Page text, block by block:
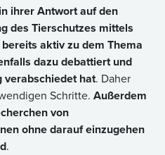
ihrer Antwort auf den
des Tierschutzes mittels
aktiv zu dem Thema
dazu debattiert und
verabschiedet hat. Daher
Schritte. Außerdem
von
ohne darauf einzugehen
.